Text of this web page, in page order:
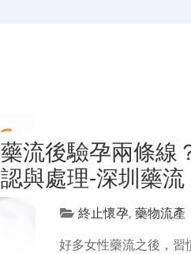
藥流後驗孕兩條線
認與處理-深圳藥流
終止懷孕,藥物流產
好多女性藥流之後，